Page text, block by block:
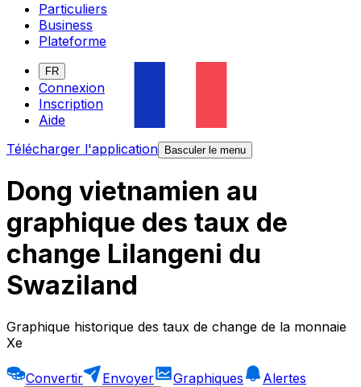
Particuliers
Business
Plateforme
FR
Connexion
Inscription
Aide
Télécharger l'application
Basculer le menu
Dong vietnamien au
graphique des taux de
change Lilangeni du
Swaziland
Graphique historique des taux de change de la monnaie
Xe
Convertir Envoyer Graphiques
Alertes